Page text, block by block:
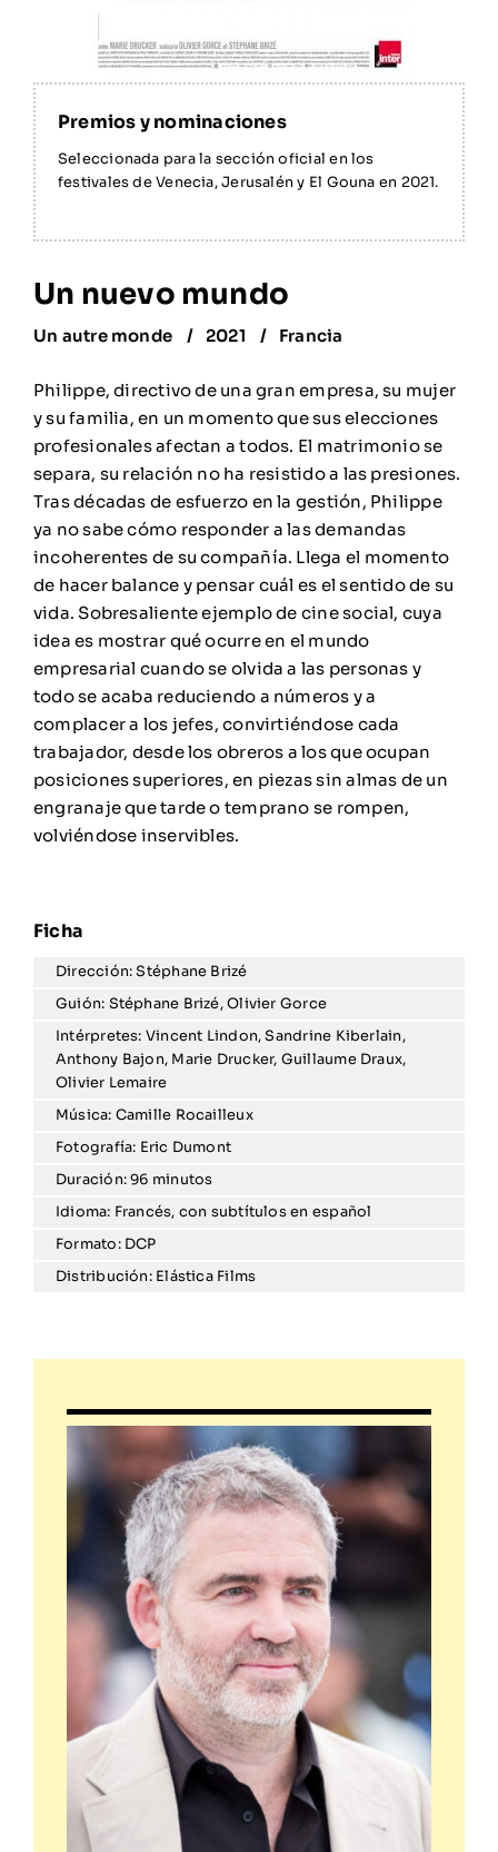
Seleccionada para la sección oficial en los
festivales de Venecia, Jerusalén y El Gouna en 2021.
Un nuevo mundo
Un autre monde 2021 Francia
Philippe, directivo de una gran empresa, su mujer
y su familia, en un momento que sus elecciones
profesionales afectan a todos. El matrimonio se
separa, su relación no ha resistido a las presiones.
Tras décadas de esfuerzo en la gestión, Philippe
ya no sabe cómo responder a las demandas
incoherentes de su compañía. Llega el momento
de hacer balance y pensar cuál es el sentido de su
vida. Sobresaliente ejemplo de cine social, cuya
idea es mostrar qué ocurre en el mundo
empresarial cuando se olvida a las personas y
todo se acaba reduciendo a números y a
complacer a los jefes, convirtiéndose cada
trabajador, desde los obreros a los que ocupan
posiciones superiores, en piezas sin almas de un
engranaje que tarde o temprano se rompen,
volviéndose inservibles.
Dirección: Stéphane Brizé
Guión: Stéphane Brizé, Olivier Gorce
Intérpretes: Vincent Lindon, Sandrine Kiberlain,
Anthony Bajon, Marie Drucker, Guillaume Draux,
Olivier Lemaire
Música: Camille Rocailleux
Fotografía: Eric Dumont
Duración: 96 minutos
Idioma: Francés, con subtítulos en español
Formato: DCP
Distribución: Elástica Films